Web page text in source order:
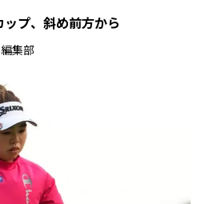
ップ、斜め前方から
集部